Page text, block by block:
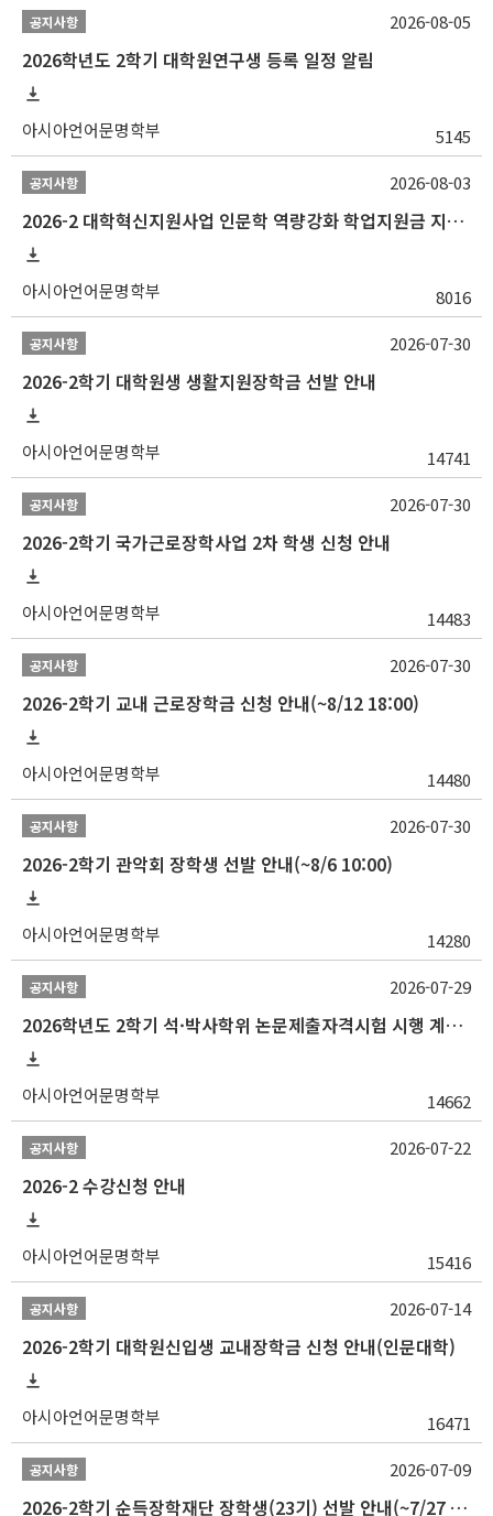
공지사항
2026학년도 2학기 대학원연구생 등록 일정 알림
아시아언어문명학부 5145
2026-08-05
공지사항
2026-2 대학혁신지원사업 인문학 역량강화 학업지원금 지원 선발 안내 (학/석/박사)
아시아언어문명학부 8016
2026-08-03
공지사항
2026-2학기 대학원생 생활지원장학금 선발 안내
아시아언어문명학부 14741
2026-07-30
공지사항
2026-2학기 국가근로장학사업 2차 학생 신청 안내
아시아언어문명학부 14483
2026-07-30
공지사항
2026-2학기 교내 근로장학금 신청 안내(~8/12 18:00)
아시아언어문명학부 14480
2026-07-30
공지사항
2026-2학기 관악회 장학생 선발 안내(~8/6 10:00)
아시아언어문명학부 14280
2026-07-30
공지사항
2026학년도 2학기 석·박사학위 논문제출자격시험 시행 계획 공고
아시아언어문명학부 14662
2026-07-29
공지사항
2026-2 수강신청 안내
아시아언어문명학부 15416
2026-07-22
공지사항
2026-2학기 대학원신입생 교내장학금 신청 안내(인문대학)
아시아언어문명학부 16471
2026-07-14
공지사항
2026-2학기 순득장학재단 장학생(23기) 선발 안내(~7/27 10:00)
2026-07-09